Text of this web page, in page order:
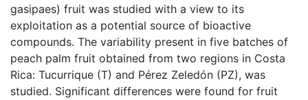
gasipaes) fruit was studied with a view to its
exploitation as a potential source of bioactive
compounds. The variability present in five batches of
peach palm fruit obtained from two regions in Costa
Rica: Tucurrique (T) and Pérez Zeledón (PZ), was
studied. Significant differences were found for fruit